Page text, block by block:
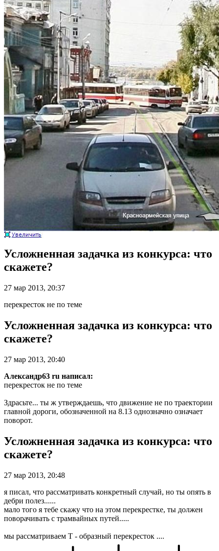
Усложненная задачка из конкурса: что
скажете?
27 мар 2013, 20:37
перекресток не по теме
Усложненная задачка из конкурса: что
скажете?
27 мар 2013, 20:40
Александр63 ru написал:
перекресток не по теме
Здрасьте... ты ж утверждаешь, что движение не по траектории
главной дороги, обозначенной на 8.13 однозначно означает
поворот.
Усложненная задачка из конкурса: что
скажете?
27 мар 2013, 20:48
я писал, что рассматривать конкретный случай, но ты опять в
дебри полез......
мало того я тебе скажу что на этом перекрестке, ты должен
поворачивать с трамвайных путей.....
мы рассматриваем Т - образный перекресток ....